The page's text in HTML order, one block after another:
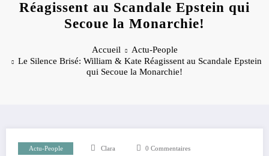
Réagissent au Scandale Epstein qui
Secoue la Monarchie!
Accueil
Actu-People
Le Silence Brisé: William & Kate Réagissent au Scandale Epstein
qui Secoue la Monarchie!
Actu-People Clara 0 Commentaires